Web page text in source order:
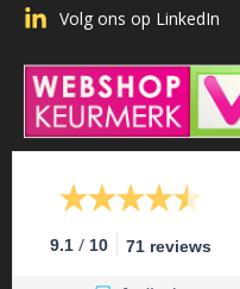
Volg ons op LinkedIn
9.1 / 10 71 reviews